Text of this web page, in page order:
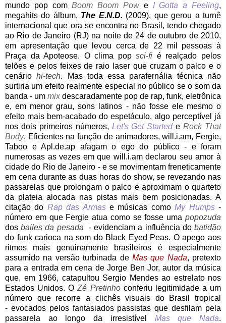
mundo pop comBoom Boom Powe I Gotta a Feeling,
megahits do álbum, The E.N.D. (2009), que gerou a turnê
internacional que ora se encontra no Brasil, tendo chegado
ao Rio de Janeiro (RJ) na noite de 24 de outubro de 2010,
em apresentação que levou cerca de 22 mil pessoas à
Praça da Apoteose. O clima popsci-fi é realçado pelos
telões e pelos feixes de raio laser que cruzam o palco e o
cenáriohi-tech. Mas toda essa parafernália técnica não
surtiria um efeito realmente especial no público se o som da
banda - um mix descaradamente pop de rap, funk, eletrônica
e, em menor grau, sons latinos - não fosse ele mesmo o
efeito mais bem-acabado do espetáculo, algo perceptível já
nos dois primeiros números, Let's Get StartedeRock That
Body. Eficientes na função de animadores, will.i.am, Fergie,
Taboo e Apl.de.ap afagam o ego do público - e foram
numerosas as vezes em que will.i.am declarou seu amor à
cidade do Rio de Janeiro - e se movimentam freneticamente
em cena durante as duas horas do show, se revezando nas
passarelas que prolongam o palco e aproximam o quarteto
da plateia alocada nas pistas mais bem posicionadas. A
citação do Rap das Armase músicas comoMy Humps-
número em que Fergie atua como se fosse uma popozuda
dosbailes da pesada - evidenciam a influência dobatidão
do funk carioca na som do Black Eyed Peas. O apego aos
ritmos mais genuinamente brasileiros é especialmente
assumido na versão turbinada de Mas que Nada, pretexto
para a entrada em cena de Jorge Ben Jor, autor da música
que, em 1966, catapultou Sergio Mendes ao estrelato nos
Estados Unidos. OZé Pretinhoconferiu legitimidade a um
número que recorre a clichês visuais do Brasil tropical
- evocados pelos fantasiados passistas que desfilam pela
passarela ao longo da irresistível Mas que Nada.